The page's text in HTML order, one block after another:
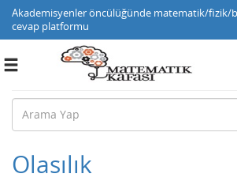
Akademisyenler öncülüğünde matematik/fizik/
cevap platformu
Toggle
Olasılık